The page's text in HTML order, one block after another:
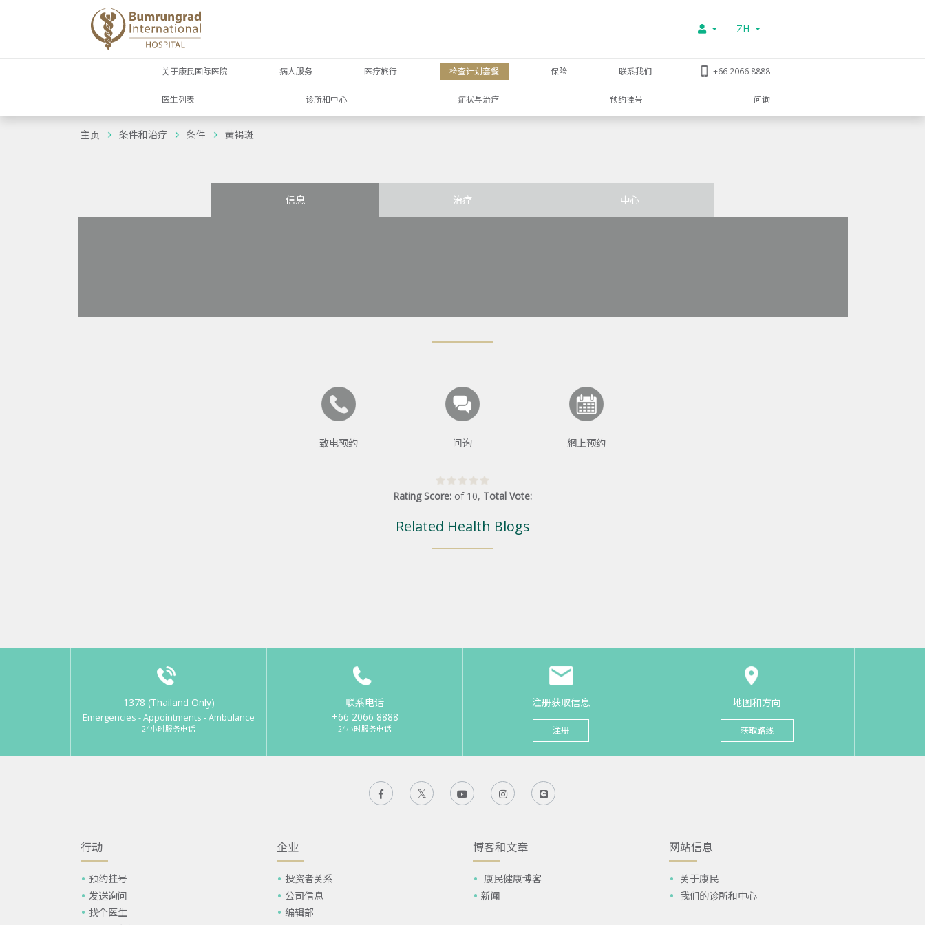
ZH
关于康民国际医院 病人服务 医疗旅行 检查计划套餐 保险 联系我们 +66 2066 8888
医生列表 诊所和中心 症状与治疗 预约挂号 问询
主页 条件和治疗 条件 黄褐斑
信息 治疗 中心
致电预约 问询 網上预约
Rating Score: of 10, Total Vote:
Related Health Blogs
1378 (Thailand Only)
Emergencies - Appointments - Ambulance
24小时服务电话
联系电话
+66 2066 8888
24小时服务电话
注册获取信息
注册
地图和方向
获取路线
行动
预约挂号
发送询问
找个医生
企业
投资者关系
公司信息
编辑部
博客和文章
康民健康博客
新闻
网站信息
关于康民
我们的诊所和中心